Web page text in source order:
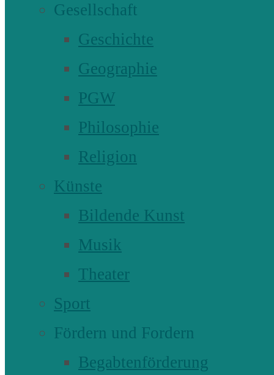
Gesellschaft
Geschichte
Geographie
PGW
Philosophie
Religion
Künste
Bildende Kunst
Musik
Theater
Sport
Fördern und Fordern
Begabtenförderung